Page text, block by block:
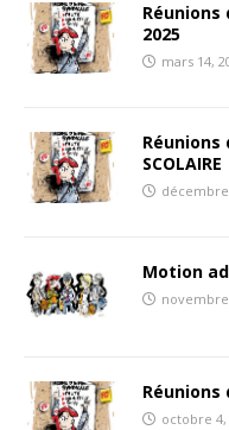
Réunions
2025
mars 14,
Réunions
SCOLAIRE
décembre
Motion
novembre
Réunions
octobre 4,